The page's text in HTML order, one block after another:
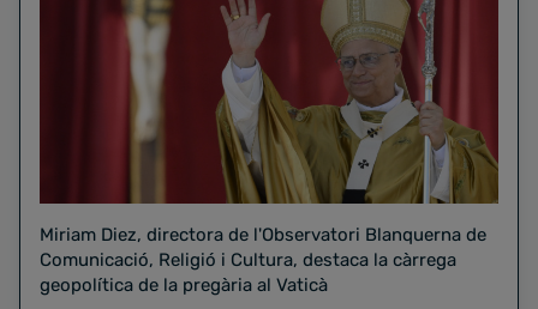
Miriam Diez, directora de l'Observatori Blanquerna de
Comunicació, Religió i Cultura, destaca la càrrega
geopolítica de la pregària al Vaticà